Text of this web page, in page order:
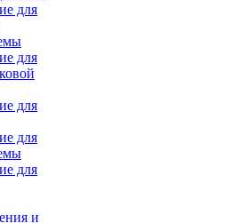
для
для
для
для
для
и